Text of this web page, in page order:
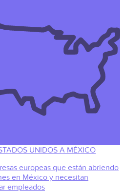
UNIDOS A MÉXICO
europeas que están abriendo
en México y necesitan
empleados